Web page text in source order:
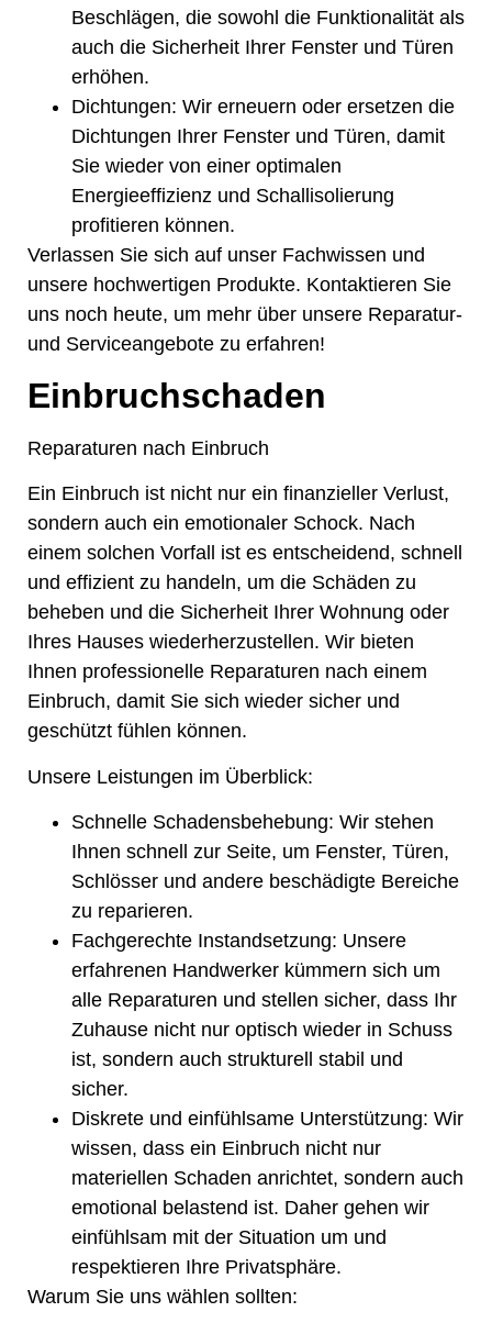
Beschlägen, die sowohl die Funktionalität als
auch die Sicherheit Ihrer Fenster und Türen
erhöhen.
Dichtungen: Wir erneuern oder ersetzen die
Dichtungen Ihrer Fenster und Türen, damit
Sie wieder von einer optimalen
Energieeffizienz und Schallisolierung
profitieren können.
Verlassen Sie sich auf unser Fachwissen und
unsere hochwertigen Produkte. Kontaktieren Sie
uns noch heute, um mehr über unsere Reparatur-
und Serviceangebote zu erfahren!
Einbruchschaden
Reparaturen nach Einbruch
Ein Einbruch ist nicht nur ein finanzieller Verlust,
sondern auch ein emotionaler Schock. Nach
einem solchen Vorfall ist es entscheidend, schnell
und effizient zu handeln, um die Schäden zu
beheben und die Sicherheit Ihrer Wohnung oder
Ihres Hauses wiederherzustellen. Wir bieten
Ihnen professionelle Reparaturen nach einem
Einbruch, damit Sie sich wieder sicher und
geschützt fühlen können.
Unsere Leistungen im Überblick:
Schnelle Schadensbehebung: Wir stehen
Ihnen schnell zur Seite, um Fenster, Türen,
Schlösser und andere beschädigte Bereiche
zu reparieren.
Fachgerechte Instandsetzung: Unsere
erfahrenen Handwerker kümmern sich um
alle Reparaturen und stellen sicher, dass Ihr
Zuhause nicht nur optisch wieder in Schuss
ist, sondern auch strukturell stabil und
sicher.
Diskrete und einfühlsame Unterstützung: Wir
wissen, dass ein Einbruch nicht nur
materiellen Schaden anrichtet, sondern auch
emotional belastend ist. Daher gehen wir
einfühlsam mit der Situation um und
respektieren Ihre Privatsphäre.
Warum Sie uns wählen sollten: